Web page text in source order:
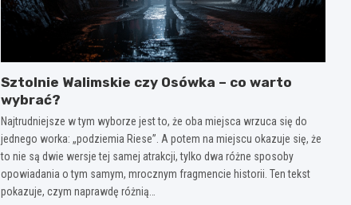
Sztolnie Walimskie czy Osówka – co warto
wybrać?
Najtrudniejsze w tym wyborze jest to, że oba miejsca wrzuca się do
jednego worka: „podziemia Riese”. A potem na miejscu okazuje się, że
to nie są dwie wersje tej samej atrakcji, tylko dwa różne sposoby
opowiadania o tym samym, mrocznym fragmencie historii. Ten tekst
pokazuje, czym naprawdę różnią…